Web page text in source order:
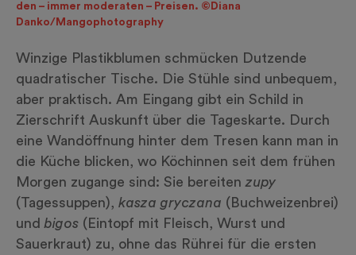
den – immer moderaten – Preisen. ©Diana
Danko/Mangophotography
Winzige Plastikblumen schmücken Dutzende
quadratischer Tische. Die Stühle sind unbequem,
aber praktisch. Am Eingang gibt ein Schild in
Zierschrift Auskunft über die Tageskarte. Durch
eine Wandöffnung hinter dem Tresen kann man in
die Küche blicken, wo Köchinnen seit dem frühen
Morgen zugange sind: Sie bereiten zupy
(Tagessuppen), kasza gryczana ( Buchweizenbrei)
und bigos (Eintopf mit Fleisch, Wurst und
Sauerkraut) zu, ohne das Rührei für die ersten